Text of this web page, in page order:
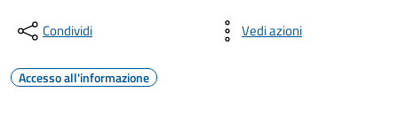
Condividi Vedi azioni
Accesso all'informazione